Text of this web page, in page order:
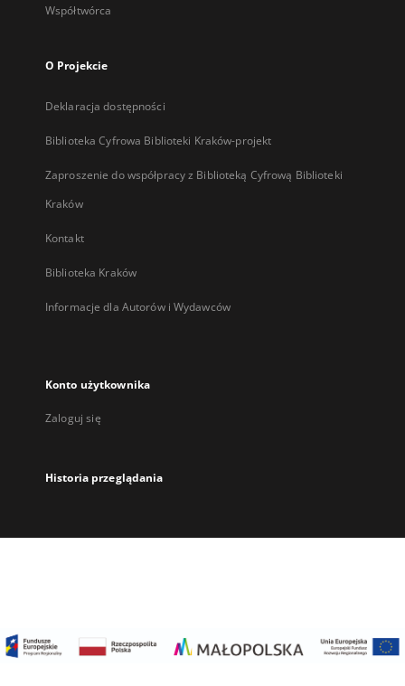
Współtwórca
O Projekcie
Deklaracja dostępności
Biblioteka Cyfrowa Biblioteki Kraków-projekt
Zaproszenie do współpracy z Biblioteką Cyfrową Biblioteki
Kraków
Kontakt
Biblioteka Kraków
Informacje dla Autorów i Wydawców
Konto użytkownika
Zaloguj się
Historia przeglądania